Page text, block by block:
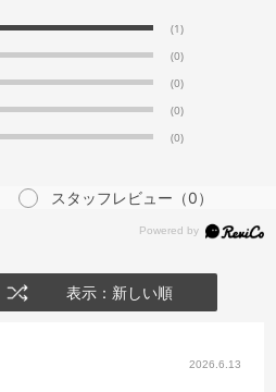
(1)
(0)
(0)
(0)
(0)
スタッフレビュー （0）
表示：新しい順
2026.6.13